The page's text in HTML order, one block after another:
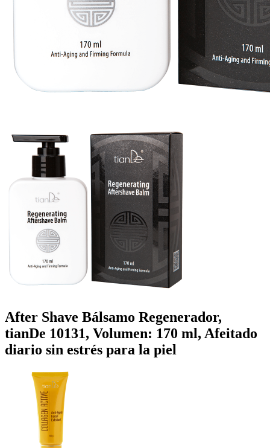
After Shave Bálsamo Regenerador,
tianDe 10131, Volumen: 170 ml, Afeitado
diario sin estrés para la piel